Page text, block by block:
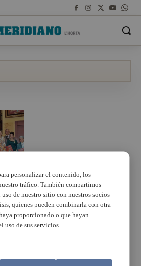
de
su
personalizar el contenido, los
tráfico. También compartimos
de nuestro sitio con nuestros socios
quienes pueden combinarla con otra
proporcionado o que hayan
uso de sus servicios.